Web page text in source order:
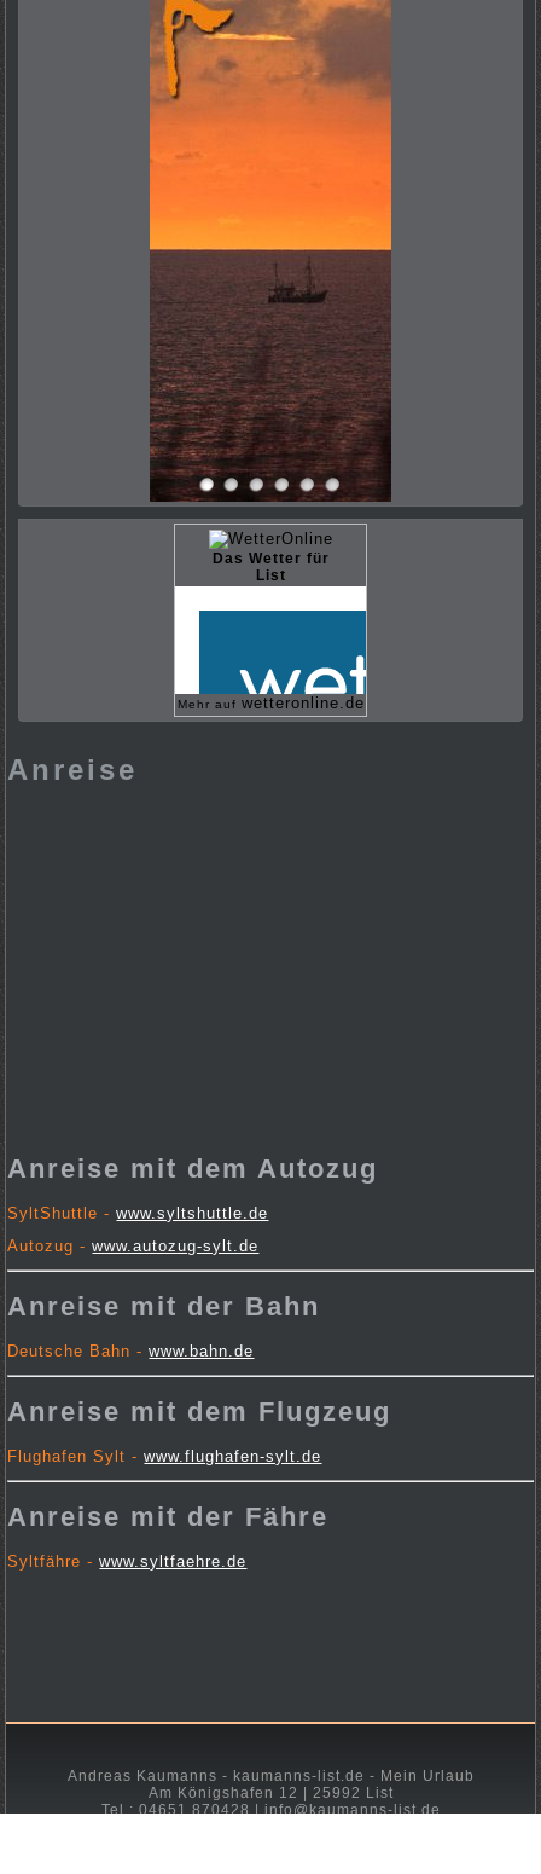
Das Wetter für
List
Mehr auf wetteronline.de
Anreise
Anreise mit dem Autozug
SyltShuttle -www.syltshuttle.de
Autozug -www.autozug-sylt.de
Anreise mit der Bahn
Deutsche Bahn -www.bahn.de
Anreise mit dem Flugzeug
Flughafen Sylt -www.flughafen-sylt.de
Anreise mit der Fähre
Syltfähre -www.syltfaehre.de
Andreas Kaumanns - kaumanns-list.de - Mein Urlaub
Am Königshafen 12 | 25992 List
Tel.: 04651 870428 | info@kaumanns-list.de